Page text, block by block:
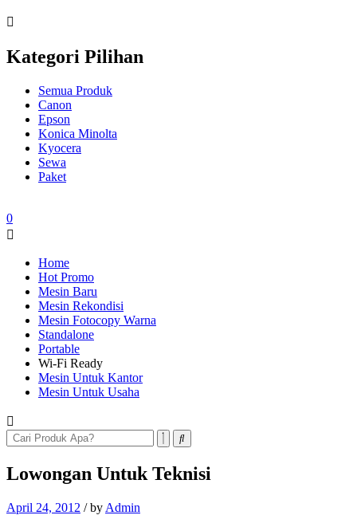
Kategori Pilihan
Semua Produk
Canon
Epson
Konica Minolta
Kyocera
Sewa
Paket
0
Home
Hot Promo
Mesin Baru
Mesin Rekondisi
Mesin Fotocopy Warna
Standalone
Portable
Wi-Fi Ready
Mesin Untuk Kantor
Mesin Untuk Usaha
Lowongan Untuk Teknisi
April 24, 2012 /by Admin